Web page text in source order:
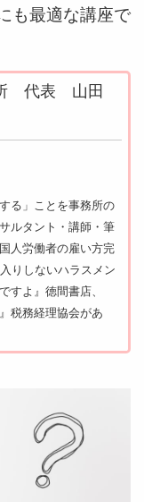
も最適な講座で
所 代表 山田
る」ことを事務所の
ルタント・講師・筆
人労働者の雇い方完
りしないハラスメン
すよ』徳間書店、
税務経理協会があ